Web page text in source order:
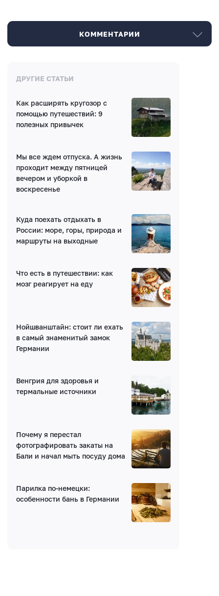
КОММЕНТАРИИ
Нет комментариев
Написать комментарий
Имя*
Получать уведомления об ответах
Введите код:
ДРУГИЕ СТАТЬИ
Как расширять кругозор с
помощью путешествий: 9
полезных привычек
Мы все ждем отпуска. А жизнь
проходит между пятницей
вечером и уборкой в
воскресенье
Куда поехать отдыхать в
России: море, горы, природа и
маршруты на выходные
Что есть в путешествии: как
мозг реагирует на еду
Нойшванштайн: стоит ли ехать
в самый знаменитый замок
Германии
Венгрия для здоровья и
термальные источники
Почему я перестал
фотографировать закаты на
Бали и начал мыть посуду дома
Парилка по-немецки:
особенности бань в Германии